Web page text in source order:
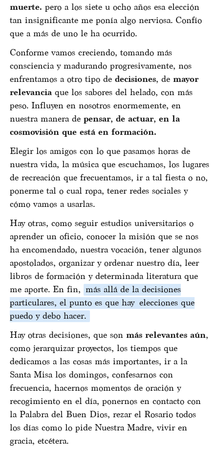
muerte. pero a los siete u ocho años esa elección
tan insignificante me ponía algo nerviosa. Confío
que a más de uno le ha ocurrido.
Conforme vamos creciendo, tomando más
consciencia y madurando progresivamente, nos
enfrentamos a otro tipo de decisiones, de mayor
relevancia que los sabores del helado, con más
peso. Influyen en nosotros enormemente, en
nuestra manera de pensar, de actuar, en la
cosmovisión que está en formación.
Elegir los amigos con lo que pasamos horas de
nuestra vida, la música que escuchamos, los lugares
de recreación que frecuentamos, ir a tal fiesta o no,
ponerme tal o cual ropa, tener redes sociales y
cómo vamos a usarlas.
Hay otras, como seguir estudios universitarios o
aprender un oficio, conocer la misión que se nos
ha encomendado, nuestra vocación, tener algunos
apostolados, organizar y ordenar nuestro día, leer
libros de formación y determinada literatura que
me aporte. En fin, más allá de la decisiones
particulares, el punto es que hay elecciones que
puedo y debo hacer.
Hay otras decisiones, que son más relevantes aún,
como jerarquizar proyectos, los tiempos que
dedicamos a las cosas más importantes, ir a la
Santa Misa los domingos, confesarnos con
frecuencia, hacernos momentos de oración y
recogimiento en el día, ponernos en contacto con
la Palabra del Buen Dios, rezar el Rosario todos
los días como lo pide Nuestra Madre, vivir en
gracia, etcétera.